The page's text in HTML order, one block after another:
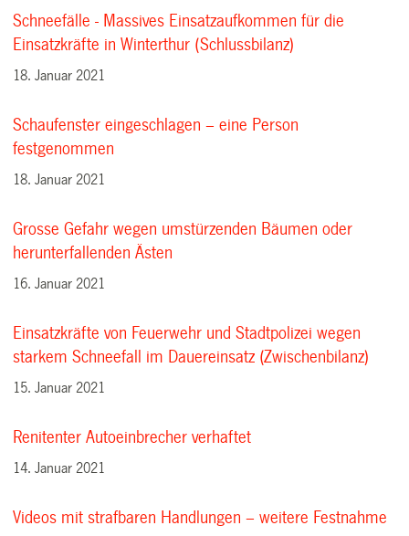
Schneefälle - Massives Einsatzaufkommen für die
Einsatzkräfte in Winterthur (Schlussbilanz)
18. Januar 2021
Schaufenster eingeschlagen – eine Person
festgenommen
18. Januar 2021
Grosse Gefahr wegen umstürzenden Bäumen oder
herunterfallenden Ästen
16. Januar 2021
Einsatzkräfte von Feuerwehr und Stadtpolizei wegen
starkem Schneefall im Dauereinsatz (Zwischenbilanz)
15. Januar 2021
Renitenter Autoeinbrecher verhaftet
14. Januar 2021
Videos mit strafbaren Handlungen – weitere Festnahme